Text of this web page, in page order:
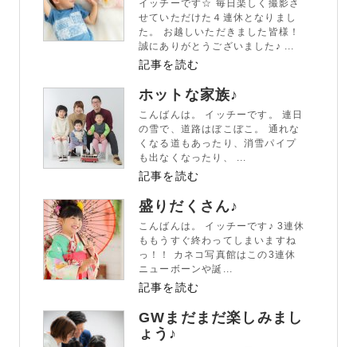
イッチーです☆ 毎日楽しく撮影さ
せていただけた４連休となりまし
た。 お越しいただきました皆様！
誠にありがとうございました♪ ...
記事を読む
ホットな家族♪
こんばんは。 イッチーです。 連日
の雪で、道路はぼこぼこ。 通れな
くなる道もあったり、消雪パイプ
も出なくなったり、 ...
記事を読む
盛りだくさん♪
こんばんは。 イッチーです♪ 3連休
ももうすぐ終わってしまいますね
っ！！ カネコ写真館はこの3連休
ニューボーンや誕...
記事を読む
GWまだまだ楽しみまし
ょう♪